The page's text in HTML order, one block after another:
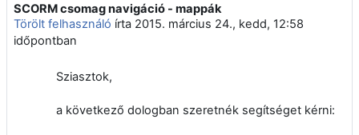
SCORM csomag navigáció - mappák
Törölt felhasználó írta 2015. március 24., kedd, 12:58
időpontban
Válaszok szám: 5
Sziasztok,
a következő dologban szeretnék segítséget kérni: